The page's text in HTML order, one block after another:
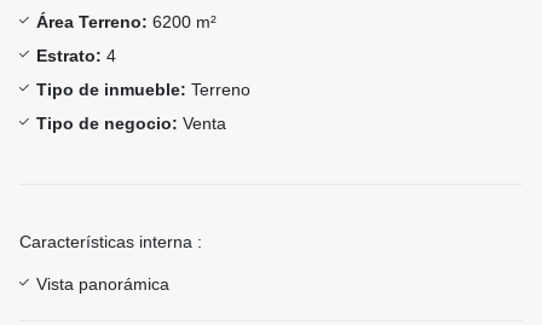
Área Terreno: 6200 m²
Estrato: 4
Tipo de inmueble: Terreno
Tipo de negocio: Venta
Características interna :
Vista panorámica